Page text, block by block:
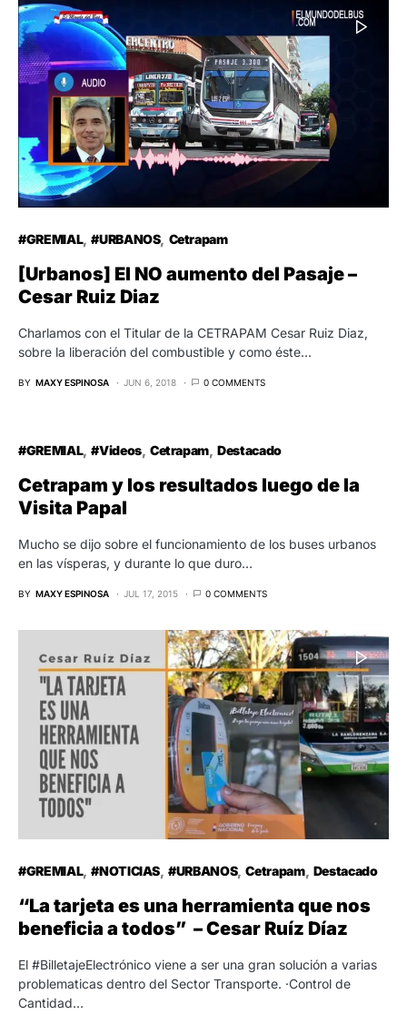
#GREMIAL #URBANOS Cetrapam
[Urbanos] El NO aumento del Pasaje –
Cesar Ruiz Diaz
Charlamos con el Titular de la CETRAPAM Cesar Ruiz Diaz,
sobre la liberación del combustible y como éste…
BY MAXY ESPINOSA JUN 6, 2018 0 COMMENTS
#GREMIAL #Videos Cetrapam Destacado
Cetrapam y los resultados luego de la
Visita Papal
Mucho se dijo sobre el funcionamiento de los buses urbanos
en las vísperas, y durante lo que duro…
BY MAXY ESPINOSA JUL 17, 2015 0 COMMENTS
#GREMIAL #NOTICIAS #URBANOS Cetrapam Destacado
“La tarjeta es una herramienta que nos
beneficia a todos” – Cesar Ruíz Díaz
El #BilletajeElectrónico viene a ser una gran solución a varias
problematicas dentro del Sector Transporte. ·Control de
Cantidad…